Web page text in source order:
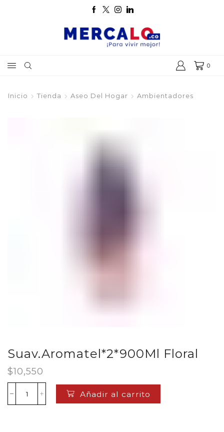
0
Inicio Tienda Aseo Del Hogar Ambientadores
Suav.Aromatel*2*900Ml Floral
$10,550
Suav.Aromatel*2*900Ml
Floral
Añadir al carrito